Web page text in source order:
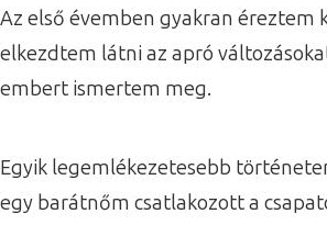
Az első évemben gyakran éreztem
elkezdtem látni az apró
embert ismertem meg.
Egyik legemlékezetesebb
egy barátnőm csatlakozott a